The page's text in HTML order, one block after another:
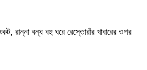
রান্না বন্ধ বহু ঘরে রেস্তোরাঁর খাবারের ওপর